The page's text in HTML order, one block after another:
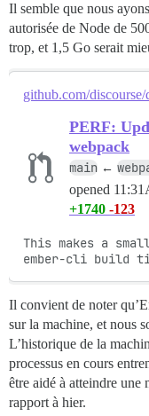
Il semble que nous
autorisée de Node de
trop, et 1,5 Go serait
github.com/discourse/
PERF:
webpack
main ←
opened
+1740 -123
This makes a
ember-cli build
Il convient de noter
sur la machine, et nous
L’historique de la
processus en cours
être aidé à atteindre une
rapport à hier.